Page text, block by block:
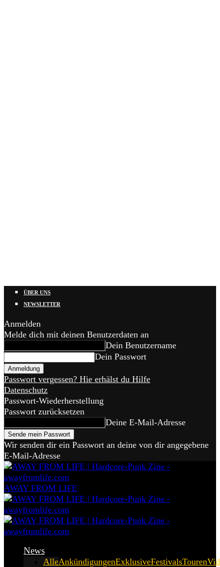
ÜBER UNS
NEWSLETTER
Anmelden
Melde dich mit deinen Benutzerdaten an
Dein Benutzername
Dein Passwort
Passwort vergessen? Hie erhälst du Hilfe
Datenschutz
Passwort-Wiederherstellung
Passwort zurücksetzen
Deine E-Mail-Adresse
Wir senden dir ein Passwort an deine von dir angegebene
E-Mail-Adresse
AWAY FROM LIFE
News
AlleAnkündigungenExklusiveFestivalsTouren